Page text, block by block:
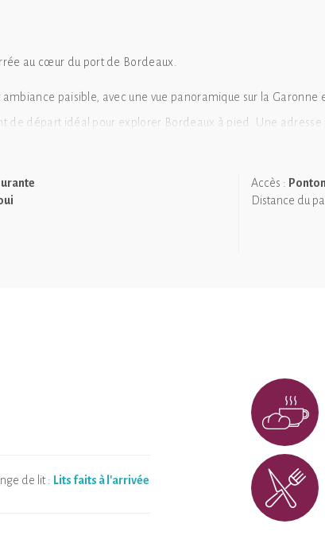
au cœur du port de Bordeaux.
paisible, avec une vue panoramique sur la Garonne
départ idéal pour explorer Bordeaux à pied. Une
Accès : Ponton
Distance du
de lit : Lits faits à l'arrivée